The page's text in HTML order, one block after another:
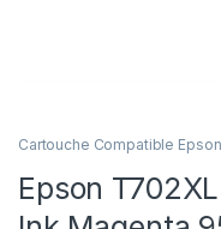
Cartouche Compatible Epson
Epson